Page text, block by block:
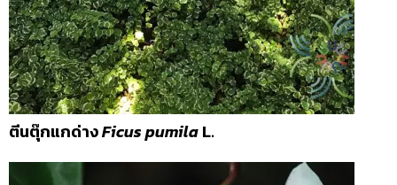
ตีนตุ๊กแกด่างFicus pumilaL.